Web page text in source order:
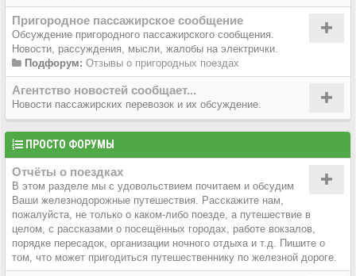
Пригородное пассажирское сообщение
Обсуждение пригородного пассажирского сообщения.
Новости, рассуждения, мысли, жалобы на электрички.
Подфорум: Отзывы о пригородных поездах
Агентство новостей сообщает...
Новости пассажирских перевозок и их обсуждение.
ПРОСТО ФОРУМЫ
Отчёты о поездках
В этом разделе мы с удовольствием почитаем и обсудим
Ваши железнодорожные путешествия. Расскажите нам,
пожалуйста, не только о каком-либо поезде, а путешествие в
целом, с рассказами о посещённых городах, работе вокзалов,
порядке пересадок, организации ночного отдыха и т.д. Пишите о
том, что может пригодиться путешественнику по железной дороге.